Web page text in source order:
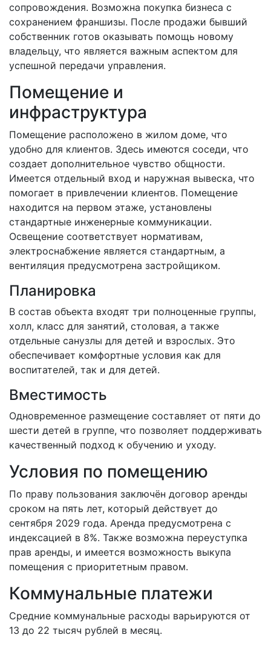
сопровождения. Возможна покупка бизнеса с
сохранением франшизы. После продажи бывший
собственник готов оказывать помощь новому
владельцу, что является важным аспектом для
успешной передачи управления.
Помещение и
инфраструктура
Помещение расположено в жилом доме, что
удобно для клиентов. Здесь имеются соседи, что
создает дополнительное чувство общности.
Имеется отдельный вход и наружная вывеска, что
помогает в привлечении клиентов. Помещение
находится на первом этаже, установлены
стандартные инженерные коммуникации.
Освещение соответствует нормативам,
электроснабжение является стандартным, а
вентиляция предусмотрена застройщиком.
Планировка
В состав объекта входят три полноценные группы,
холл, класс для занятий, столовая, а также
отдельные санузлы для детей и взрослых. Это
обеспечивает комфортные условия как для
воспитателей, так и для детей.
Вместимость
Одновременное размещение составляет от пяти до
шести детей в группе, что позволяет поддерживать
качественный подход к обучению и уходу.
Условия по помещению
По праву пользования заключён договор аренды
сроком на пять лет, который действует до
сентября 2029 года. Аренда предусмотрена с
индексацией в 8%. Также возможна переуступка
прав аренды, и имеется возможность выкупа
помещения с приоритетным правом.
Коммунальные платежи
Средние коммунальные расходы варьируются от
13 до 22 тысяч рублей в месяц.